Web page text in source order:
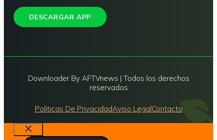
DESCARGAR APP
Downloader By AFTVnews | Todos los derechos
reservados
Politicas De PrivacidadAviso LegalContacto